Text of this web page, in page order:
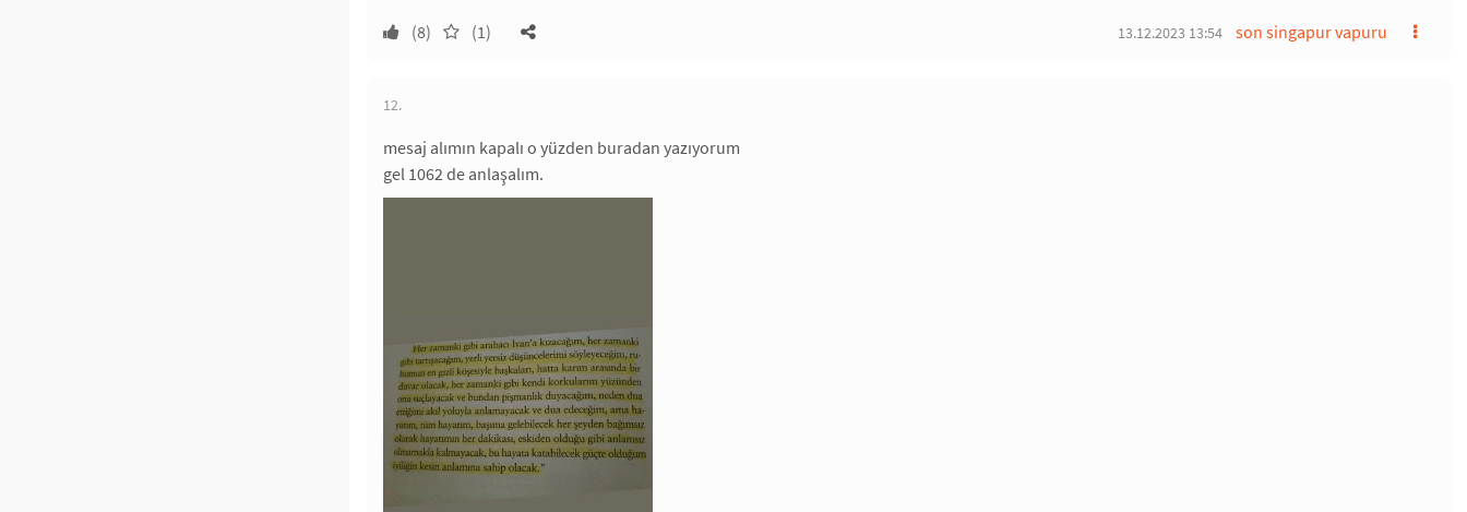
(8)
(1) son singapur vapuru
13.12.2023 13:54
12.
mesaj alımın kapalı o yüzden buradan yazıyorum
gel 1062 de anlaşalım.